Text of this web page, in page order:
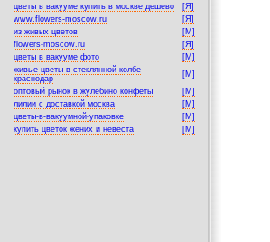
цветы в вакууме купить в москве дешево
[Я]
www.flowers-moscow.ru
[Я]
из живых цветов
[M]
flowers-moscow.ru
[Я]
цветы в вакууме фото
[M]
живые цветы в стеклянной колбе
краснодар
[M]
оптовый рынок в жулебино конфеты
[M]
лилии с доставкой москва
[M]
цветы-в-вакуумной-упаковке
[M]
купить цветок жених и невеста
[M]